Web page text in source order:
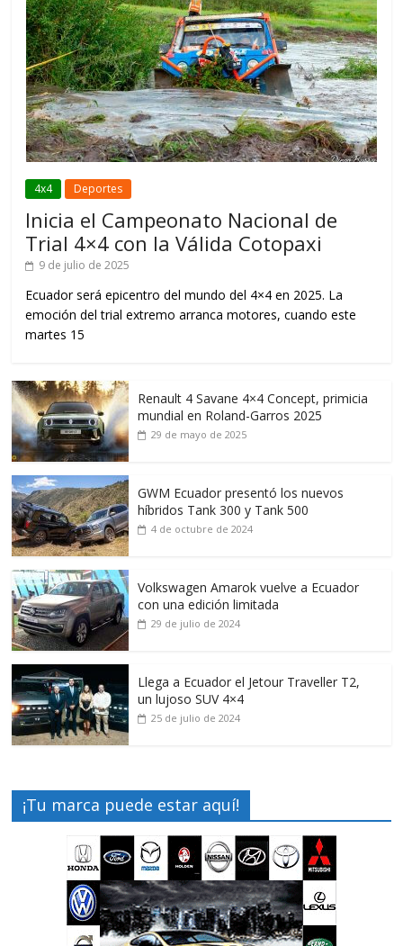
4x4 Deportes
Inicia el Campeonato Nacional de
Trial 4×4 con la Válida Cotopaxi
9 de julio de 2025
Ecuador será epicentro del mundo del 4×4 en 2025. La
emoción del trial extremo arranca motores, cuando este
martes 15
Renault 4 Savane 4×4 Concept, primicia
mundial en Roland-Garros 2025
29 de mayo de 2025
GWM Ecuador presentó los nuevos
híbridos Tank 300 y Tank 500
4 de octubre de 2024
Volkswagen Amarok vuelve a Ecuador
con una edición limitada
29 de julio de 2024
Llega a Ecuador el Jetour Traveller T2,
un lujoso SUV 4×4
25 de julio de 2024
¡Tu marca puede estar aquí!